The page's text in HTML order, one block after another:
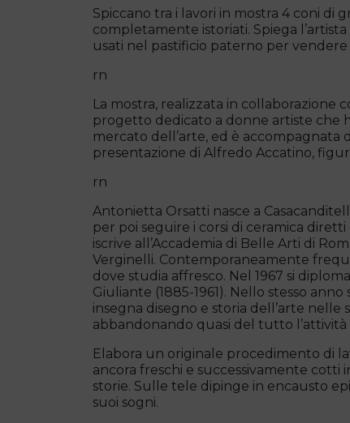
Spiccano tra i lavori in mostra 4 coni di
completamente istoriati. Spiega
usati nel pastificio paterno per
rn
La mostra, realizzata in collaborazione
progetto dedicato a donne artiste che
mercato dell’arte, ed è accompagnata
presentazione di Alfredo Accatino,
rn
Antonietta Orsatti nasce a
per poi seguire i corsi di ceramica diretti
iscrive all’Accademia di Belle Arti di
Verginelli. Contemporaneamente
dove studia affresco. Nel 1967 si
Giuliante (1885-1961). Nello stesso
insegna disegno e storia dell’arte nelle
abbandonando quasi del tutto l’attività
Elabora un originale procedimento di
ancora freschi e successivamente
storie. Sulle tele dipinge in encausto
suoi sogni.